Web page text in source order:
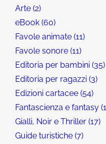
Arte 2
eBook 60
Favole animate 11
Favole sonore 11
Editoria per bambini 35
Editoria per ragazzi 3
Edizioni cartacee 54
Fantascienza e fantasy 1
Gialli, Noir e Thriller 17
Guide turistiche 7